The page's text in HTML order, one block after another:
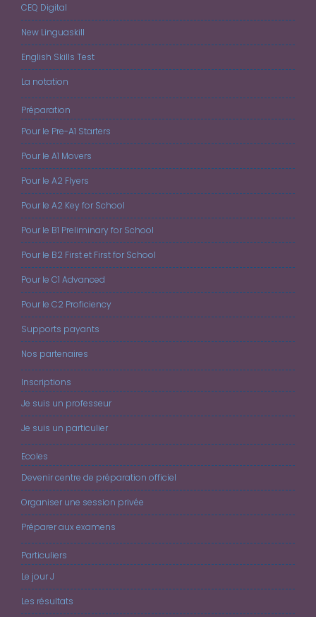
CEQ Digital
New Linguaskill
English Skills Test
La notation
Préparation
Pour le Pre-A1 Starters
Pour le A1 Movers
Pour le A2 Flyers
Pour le A2 Key for School
Pour le B1 Preliminary for School
Pour le B2 First et First for School
Pour le C1 Advanced
Pour le C2 Proficiency
Supports payants
Nos partenaires
Inscriptions
Je suis un professeur
Je suis un particulier
Ecoles
Devenir centre de préparation officiel
Organiser une session privée
Préparer aux examens
Particuliers
Le jour J
Les résultats